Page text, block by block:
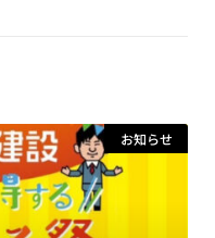
お知らせ